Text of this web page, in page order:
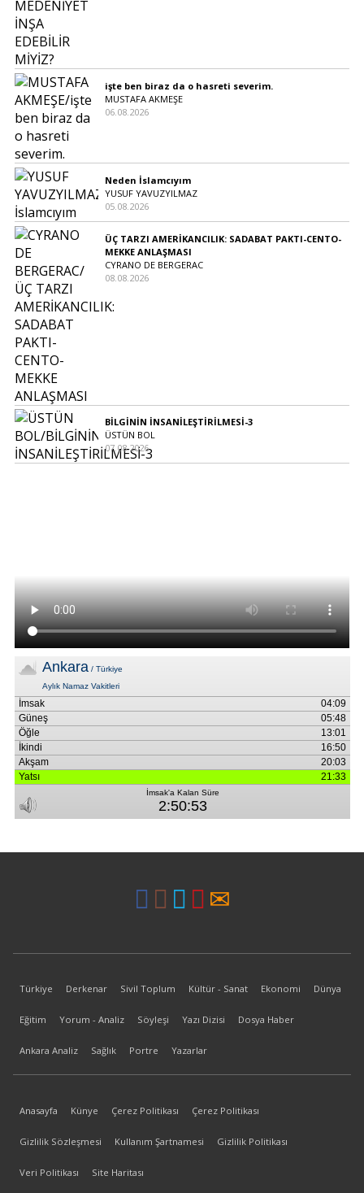
işte ben biraz da o hasreti severim.
MUSTAFA AKMEŞE
06.08.2026
Neden İslamcıyım
YUSUF YAVUZYILMAZ
05.08.2026
ÜÇ TARZI AMERİKANCILIK: SADABAT PAKTI-CENTO-
MEKKE ANLAŞMASI
CYRANO DE BERGERAC
08.08.2026
BİLGİNİN İNSANİLEŞTİRİLMESİ-3
ÜSTÜN BOL
07.08.2026
Türkiye Derkenar Sivil Toplum Kültür - Sanat Ekonomi Dünya
Eğitim Yorum - Analiz Söyleşi Yazı Dizisi Dosya Haber
Ankara Analiz Sağlık Portre Yazarlar
Anasayfa Künye Çerez Politikası Çerez Politikası
Gizlilik Sözleşmesi Kullanım Şartnamesi Gizlilik Politikası
Veri Politikası Site Haritası